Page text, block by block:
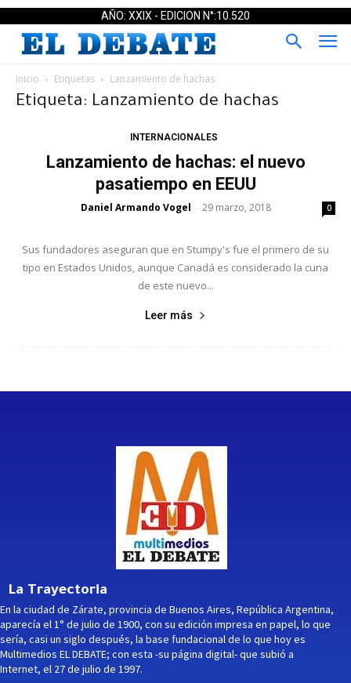
AÑO: XXIX - EDICION N°:10.520
Inicio Etiquetas Lanzamiento de hachas
Etiqueta: Lanzamiento de hachas
INTERNACIONALES
Lanzamiento de hachas: el nuevo
pasatiempo en EEUU
Daniel Armando Vogel - 29 marzo, 2018 0
Sus fundadores aseguran que en Stumpy's fue el primero de su
tipo en Estados Unidos, aunque Canadá es considerado la cuna
de este nuevo...
Leer más
La Trayectoria
En la ciudad de Zárate, provincia de Buenos Aires, República Argentina,
aparecía el 1° de julio de 1900, con su edición impresa en papel, lo que
sería, casi un siglo después, la base fundacional de lo que hoy es
Multimedios EL DEBATE; con esta -su página digital- que subió a
Internet, el 27 de julio de 1997.